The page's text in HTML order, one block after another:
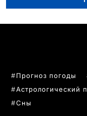
Прогноз погоды
Астрологический
Сны